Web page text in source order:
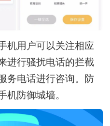
机用户可以关注相应
进行骚扰电话的拦截
务电话进行咨询。防
机防御城墙。